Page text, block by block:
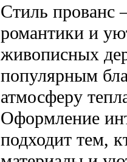
Стиль прованс
романтики и
живописных
популярным
атмосферу
Оформление
подходит тем,